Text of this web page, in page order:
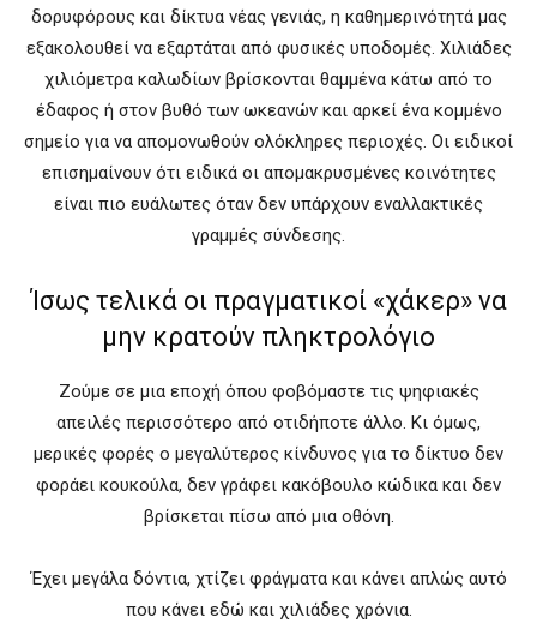
δορυφόρους και δίκτυα νέας γενιάς, η καθημερινότητά μας
εξακολουθεί να εξαρτάται από φυσικές υποδομές. Χιλιάδες
χιλιόμετρα καλωδίων βρίσκονται θαμμένα κάτω από το
έδαφος ή στον βυθό των ωκεανών και αρκεί ένα κομμένο
σημείο για να απομονωθούν ολόκληρες περιοχές. Οι ειδικοί
επισημαίνουν ότι ειδικά οι απομακρυσμένες κοινότητες
είναι πιο ευάλωτες όταν δεν υπάρχουν εναλλακτικές
γραμμές σύνδεσης.
Ίσως τελικά οι πραγματικοί «χάκερ» να
μην κρατούν πληκτρολόγιο
Ζούμε σε μια εποχή όπου φοβόμαστε τις ψηφιακές
απειλές περισσότερο από οτιδήποτε άλλο. Κι όμως,
μερικές φορές ο μεγαλύτερος κίνδυνος για το δίκτυο δεν
φοράει κουκούλα, δεν γράφει κακόβουλο κώδικα και δεν
βρίσκεται πίσω από μια οθόνη.
Έχει μεγάλα δόντια, χτίζει φράγματα και κάνει απλώς αυτό
που κάνει εδώ και χιλιάδες χρόνια.